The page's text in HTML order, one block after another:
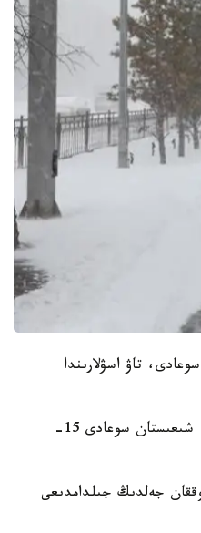
تاۋ اسۋلارىندا
شىعىس قازاقستان وبلىسىنىڭ وڭتۇستىگىندە، ورتالىعىندا جەل شىعىستان، وڭتۇستىك- شىعىستان سوعادى 15-
جەلدىڭ جىلدامدىعى